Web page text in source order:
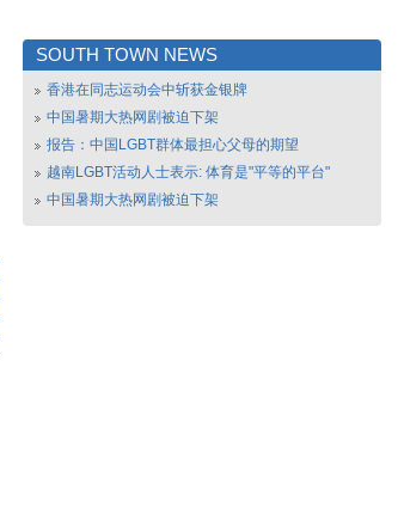
SOUTH TOWN NEWS
香港在同志运动会中斩获金银牌
中国暑期大热网剧被迫下架
报告：中国LGBT群体最担心父母的期望
越南LGBT活动人士表示: 体育是"平等的平台"
中国暑期大热网剧被迫下架